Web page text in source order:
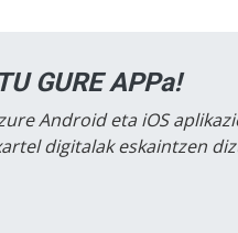
GURE APPa!
Android eta iOS
digitalak eskaintzen